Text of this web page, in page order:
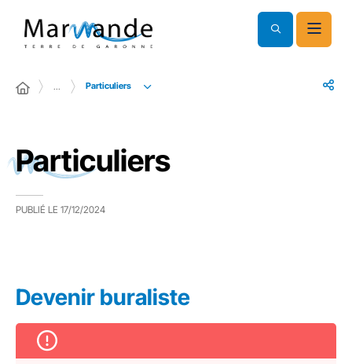
… Particuliers
Particuliers
PUBLIÉ LE 17/12/2024
Devenir buraliste